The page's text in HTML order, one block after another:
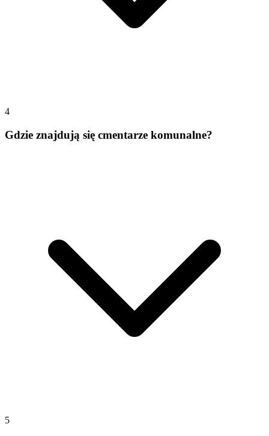
4
Gdzie znajdują się cmentarze komunalne?
5